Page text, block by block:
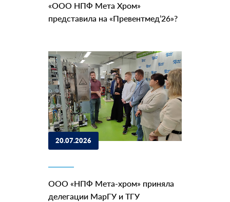
«ООО НПФ Мета Хром»
представила на «Превентмед’26»?
20.07.2026
ООО «НПФ Мета-хром» приняла
делегации МарГУ и ТГУ